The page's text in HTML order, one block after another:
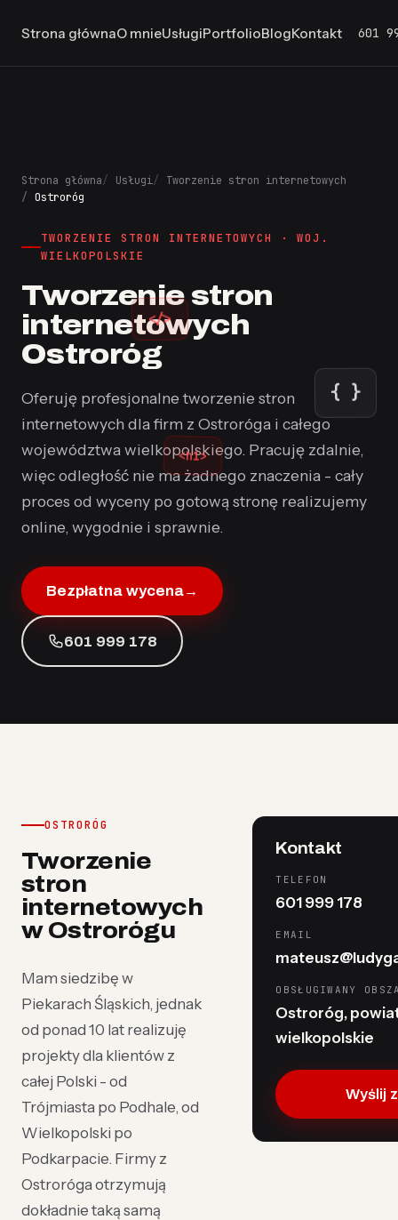
Strona głównaO mnieUsługiPortfolioBlogKontakt 601
</>
{ }
<h1>
Strona główna Usługi
Tworzenie stron internetowych
Ostroróg
TWORZENIE STRON INTERNETOWYCH · WOJ.
WIELKOPOLSKIE
Tworzenie stron
internetowych
Ostroróg
Oferuję profesjonalne tworzenie stron
internetowych dla firm z Ostroróga i całego
województwa wielkopolskiego. Pracuję zdalnie,
więc odległość nie ma żadnego znaczenia - cały
proces od wyceny po gotową stronę realizujemy
online, wygodnie i sprawnie.
Bezpłatna wycena→
601 999 178
OSTRORÓG
Tworzenie
stron
internetowych
w Ostrorógu
Mam siedzibę w
Piekarach Śląskich, jednak
od ponad 10 lat realizuję
projekty dla klientów z
całej Polski - od
Trójmiasta po Podhale, od
Wielkopolski po
Podkarpacie. Firmy z
Ostroróga otrzymują
dokładnie taką samą
Kontakt
TELEFON
601 999 178
EMAIL
OBSŁUGIWANY
Ostroróg,
wielkopolskie
Wyślij